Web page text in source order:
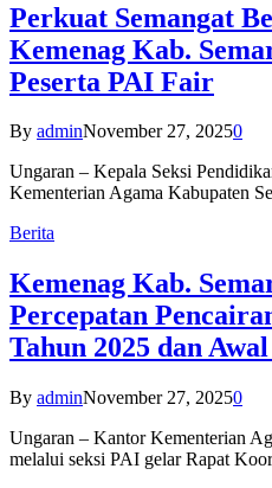
Perkuat Semangat
Kemenag Kab.
Peserta PAI Fair
By adminNovember 27, 20250
Ungaran – Kepala Seksi
Kementerian Agama Kabupaten
Berita
Kemenag Kab.
Percepatan
Tahun 2025 dan
By adminNovember 27, 20250
Ungaran – Kantor Kementerian
melalui seksi PAI gelar Rapat